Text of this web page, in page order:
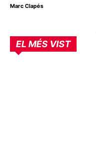
Marc Clapés
EL MÉS VIST